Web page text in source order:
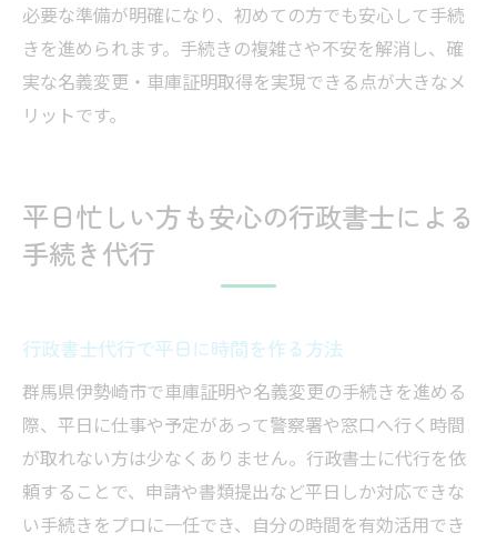
必要な準備が明確になり、初めての方でも安心して手続
きを進められます。手続きの複雑さや不安を解消し、確
実な名義変更・車庫証明取得を実現できる点が大きなメ
リットです。
平日忙しい方も安心の行政書士による
手続き代行
行政書士代行で平日に時間を作る方法
群馬県伊勢崎市で車庫証明や名義変更の手続きを進める
際、平日に仕事や予定があって警察署や窓口へ行く時間
が取れない方は少なくありません。行政書士に代行を依
頼することで、申請や書類提出など平日しか対応できな
い手続きをプロに一任でき、自分の時間を有効活用でき